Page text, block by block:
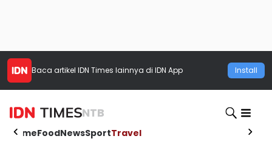
Baca artikel IDN Times lainnya di IDN App Install
NTB
HomeFoodNewsSportTravel